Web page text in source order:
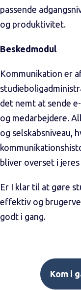
passende
og produktivitet.
Beskedmodul
Kommunikation er
det nemt at sende
og medarbejdere.
og selskabsniveau,
bliver overset i
Er I klar til at gøre
effektiv og
godt i gang.
Kom i